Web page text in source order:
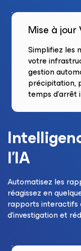
Mise à jour
Simplifiez les
votre
gestion
précipitation,
temps d’arrêt
l’IA
Automatisez les
réagissez en
rapports interactifs
d’investigation et